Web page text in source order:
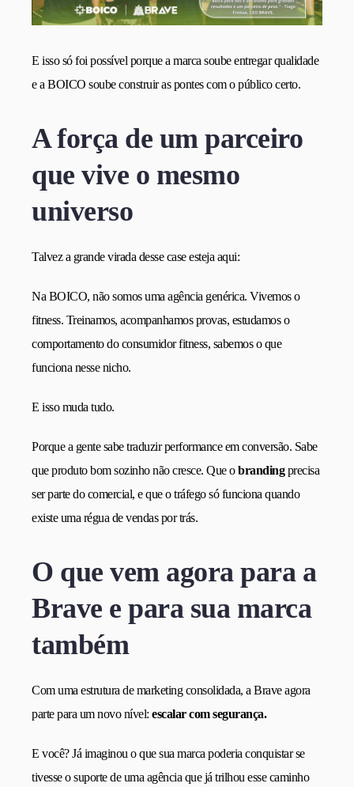
E isso só foi possível porque a marca soube entregar qualidade
e a BOICO soube construir as pontes com o público certo.
A força de um parceiro
que vive o mesmo
universo
Talvez a grande virada desse case esteja aqui:
Na BOICO, não somos uma agência genérica. Vivemos o
fitness. Treinamos, acompanhamos provas, estudamos o
comportamento do consumidor fitness, sabemos o que
funciona nesse nicho.
E isso muda tudo.
Porque a gente sabe traduzir performance em conversão. Sabe
que produto bom sozinho não cresce. Que obrandingprecisa
ser parte do comercial, e que o tráfego só funciona quando
existe uma régua de vendas por trás.
O que vem agora para a
Brave e para sua marca
também
Com uma estrutura de marketing consolidada, a Brave agora
parte para um novo nível:escalar com segurança.
E você? Já imaginou o que sua marca poderia conquistar se
tivesse o suporte de uma agência que já trilhou esse caminho